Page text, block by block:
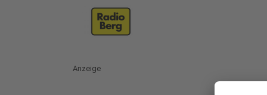
Anzeige